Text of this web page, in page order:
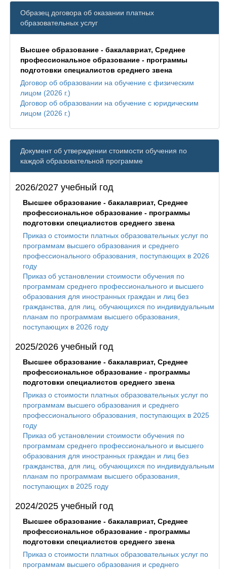
Образец договора об оказании платных
образовательных услуг
Высшее образование - бакалавриат, Среднее
профессиональное образование - программы
подготовки специалистов среднего звена
Договор об образовании на обучение с физическим
лицом (2026 г.)
Договор об образовании на обучение с юридическим
лицом (2026 г.)
Документ об утверждении стоимости обучения по
каждой образовательной программе
2026/2027 учебный год
Высшее образование - бакалавриат, Среднее
профессиональное образование - программы
подготовки специалистов среднего звена
Приказ о стоимости платных образовательных услуг по
программам высшего образования и среднего
профессионального образования, поступающих в 2026
году
Приказ об установлении стоимости обучения по
программам среднего профессионального и высшего
образования для иностранных граждан и лиц без
гражданства, для лиц, обучающихся по индивидуальным
планам по программам высшего образования,
поступающих в 2026 году
2025/2026 учебный год
Высшее образование - бакалавриат, Среднее
профессиональное образование - программы
подготовки специалистов среднего звена
Приказ о стоимости платных образовательных услуг по
программам высшего образования и среднего
профессионального образования, поступающих в 2025
году
Приказ об установлении стоимости обучения по
программам среднего профессионального и высшего
образования для иностранных граждан и лиц без
гражданства, для лиц, обучающихся по индивидуальным
планам по программам высшего образования,
поступающих в 2025 году
2024/2025 учебный год
Высшее образование - бакалавриат, Среднее
профессиональное образование - программы
подготовки специалистов среднего звена
Приказ о стоимости платных образовательных услуг по
программам высшего образования и среднего